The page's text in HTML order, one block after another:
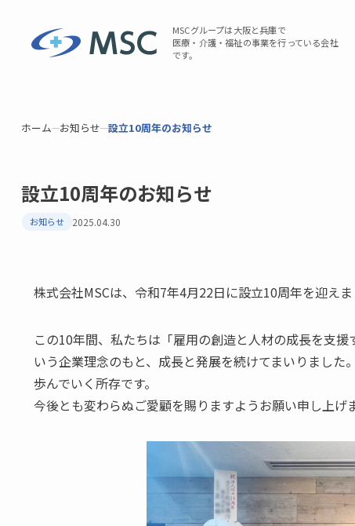
MSCグループは大阪と兵庫で
医療・介護・福祉の事業を行っている会社
です。
ホーム お知らせ 設立10周年のお知らせ
設立10周年のお知らせ
お知らせ 2025.04.30
株式会社MSCは、令和7年4月22日に設立10周年を迎えま
この10年間、私たちは「雇用の創造と人材の成長を支
いう企業理念のもと、成長と発展を続けてまいりまし
歩んでいく所存です。
今後とも変わらぬご愛顧を賜りますようお願い申し上げま